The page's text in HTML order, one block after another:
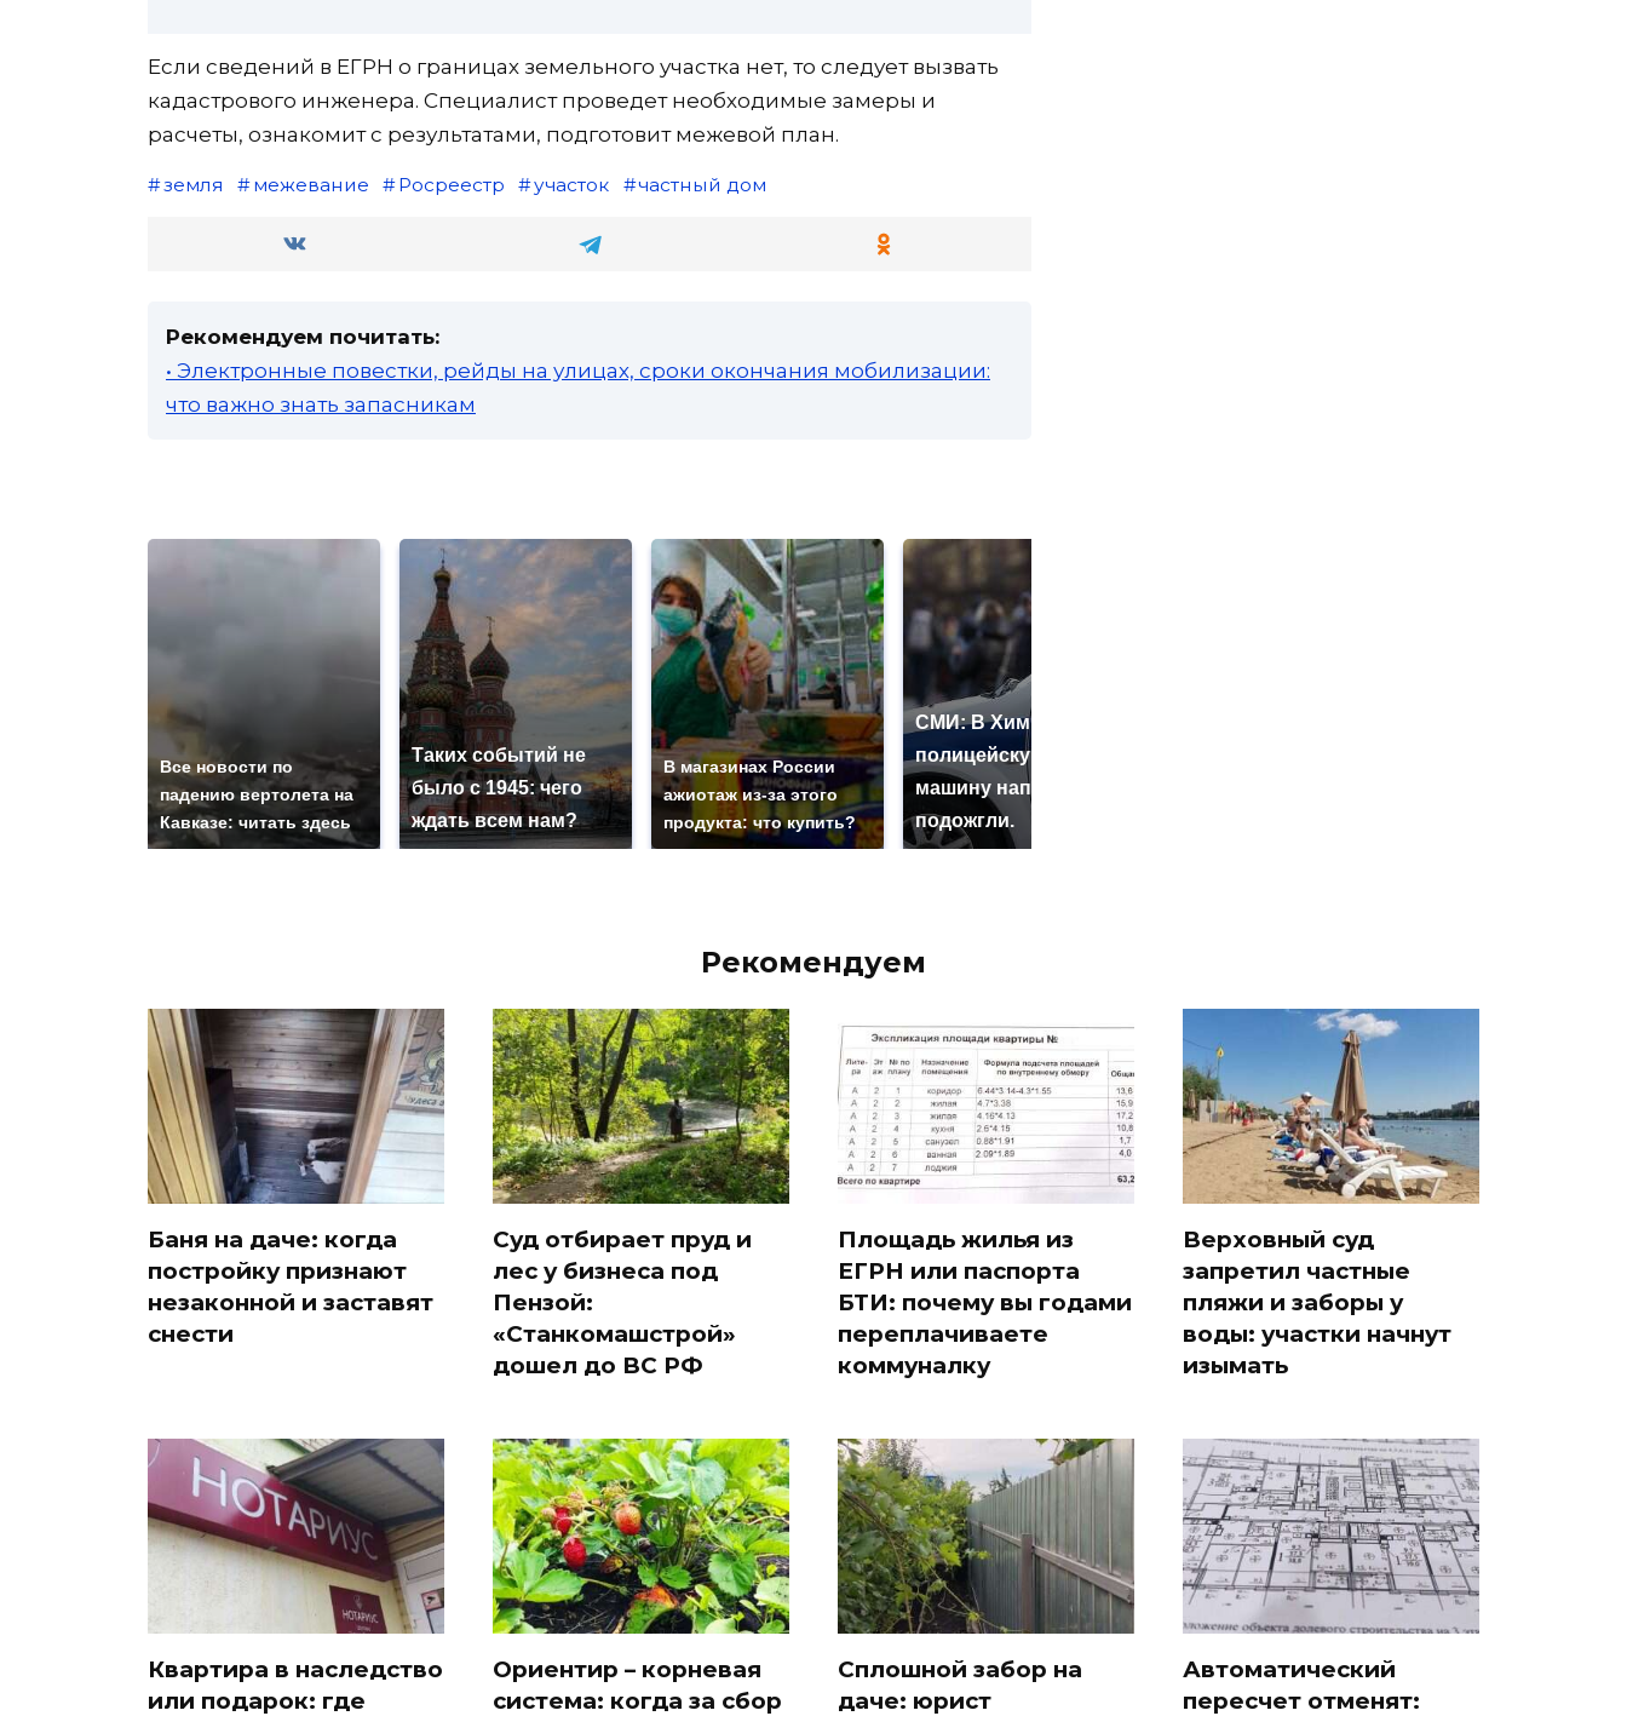
Если сведений в ЕГРН о границах земельного участка нет, то следует вызвать
кадастрового инженера. Специалист проведет необходимые замеры и
расчеты, ознакомит с результатами, подготовит межевой план.
земля межевание Росреестр участок частный дом
Рекомендуем почитать:
• Электронные повестки, рейды на улицах, сроки окончания мобилизации:
что важно знать запасникам
Все новости по
падению вертолета на
Кавказе: читать здесь
Таких событий не
было с 1945: чего
ждать всем нам?
В магазинах России
ажиотаж из-за этого
продукта: что купить?
СМИ: В Химках на
полицейскую
машину напали и
подожгли.
Рекомендуем
Баня на даче: когда
постройку признают
незаконной и заставят
снести
Суд отбирает пруд и
лес у бизнеса под
Пензой:
«Станкомашстрой»
дошел до ВС РФ
Площадь жилья из
ЕГРН или паспорта
БТИ: почему вы годами
переплачиваете
коммуналку
Верховный суд
запретил частные
пляжи и заборы у
воды: участки начнут
изымать
Квартира в наследство
или подарок: где
Ориентир – корневая
система: когда за сбор
Сплошной забор на
даче: юрист
Автоматический
пересчет отменят: